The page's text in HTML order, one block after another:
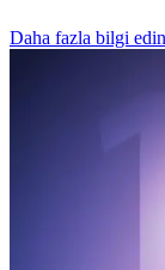
Daha fazla bilgi